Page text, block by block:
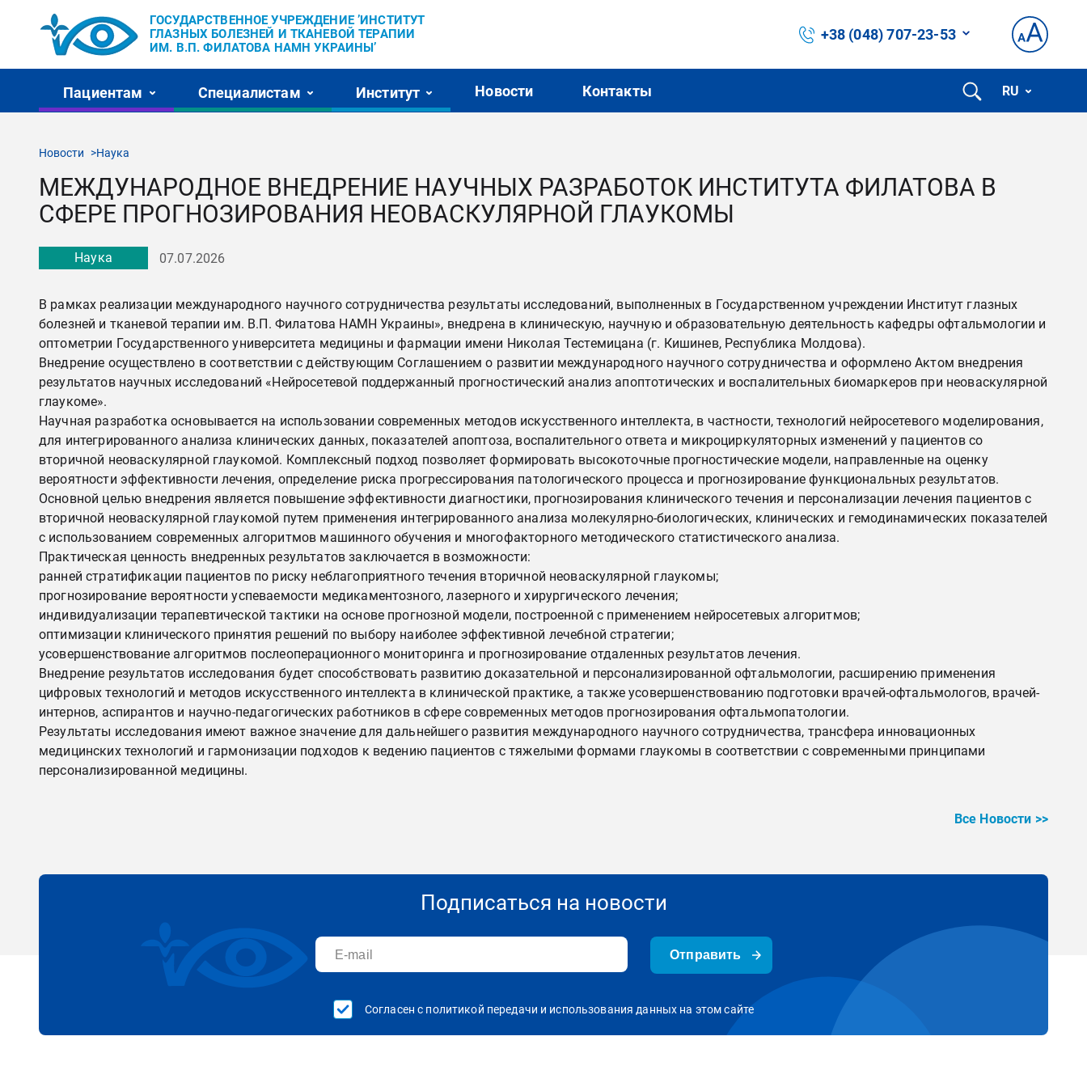
ГОСУДАРСТВЕННОЕ УЧРЕЖДЕНИЕ ’ИНСТИТУТ
ГЛАЗНЫХ БОЛЕЗНЕЙ И ТКАНЕВОЙ ТЕРАПИИ
ИМ. В.П. ФИЛАТОВА НАМН УКРАИНЫ’
+38 (048) 707-23-53
Пациентам Специалистам Институт Новости Контакты RU
Новости Наука
МЕЖДУНАРОДНОЕ ВНЕДРЕНИЕ НАУЧНЫХ РАЗРАБОТОК ИНСТИТУТА ФИЛАТОВА В
СФЕРЕ ПРОГНОЗИРОВАНИЯ НЕОВАСКУЛЯРНОЙ ГЛАУКОМЫ
Наука 07.07.2026
В рамках реализации международного научного сотрудничества результаты исследований, выполненных в Государственном учреждении Институт глазных
болезней и тканевой терапии им. В.П. Филатова НАМН Украины», внедрена в клиническую, научную и образовательную деятельность кафедры офтальмологии и
оптометрии Государственного университета медицины и фармации имени Николая Тестемицана (г. Кишинев, Республика Молдова).
Внедрение осуществлено в соответствии с действующим Соглашением о развитии международного научного сотрудничества и оформлено Актом внедрения
результатов научных исследований «Нейросетевой поддержанный прогностический анализ апоптотических и воспалительных биомаркеров при неоваскулярной
глаукоме».
Научная разработка основывается на использовании современных методов искусственного интеллекта, в частности, технологий нейросетевого моделирования,
для интегрированного анализа клинических данных, показателей апоптоза, воспалительного ответа и микроциркуляторных изменений у пациентов со
вторичной неоваскулярной глаукомой. Комплексный подход позволяет формировать высокоточные прогностические модели, направленные на оценку
вероятности эффективности лечения, определение риска прогрессирования патологического процесса и прогнозирование функциональных результатов.
Основной целью внедрения является повышение эффективности диагностики, прогнозирования клинического течения и персонализации лечения пациентов с
вторичной неоваскулярной глаукомой путем применения интегрированного анализа молекулярно-биологических, клинических и гемодинамических показателей
с использованием современных алгоритмов машинного обучения и многофакторного методического статистического анализа.
Практическая ценность внедренных результатов заключается в возможности:
ранней стратификации пациентов по риску неблагоприятного течения вторичной неоваскулярной глаукомы;
прогнозирование вероятности успеваемости медикаментозного, лазерного и хирургического лечения;
индивидуализации терапевтической тактики на основе прогнозной модели, построенной с применением нейросетевых алгоритмов;
оптимизации клинического принятия решений по выбору наиболее эффективной лечебной стратегии;
усовершенствование алгоритмов послеоперационного мониторинга и прогнозирование отдаленных результатов лечения.
Внедрение результатов исследования будет способствовать развитию доказательной и персонализированной офтальмологии, расширению применения
цифровых технологий и методов искусственного интеллекта в клинической практике, а также усовершенствованию подготовки врачей-офтальмологов, врачей-
интернов, аспирантов и научно-педагогических работников в сфере современных методов прогнозирования офтальмопатологии.
Результаты исследования имеют важное значение для дальнейшего развития международного научного сотрудничества, трансфера инновационных
медицинских технологий и гармонизации подходов к ведению пациентов с тяжелыми формами глаукомы в соответствии с современными принципами
персонализированной медицины.
Все Новости >>
Подписаться на новости
Отправить
Согласен с политикой передачи и использования данных на этом сайте